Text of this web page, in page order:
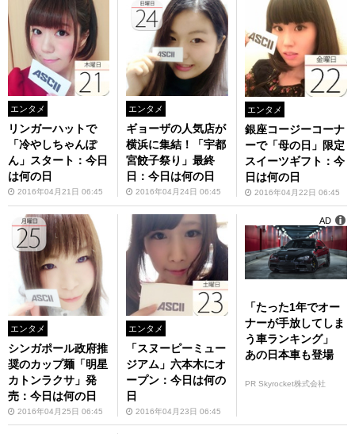
エンタメ
リンガーハットで
「冷やしちゃんぽ
ん」スタート：今日
は何の日
2016年04月21日 06:45
エンタメ
ギョーザの人気店が
横浜に集結！「宇都
宮餃子祭り」最終
日：今日は何の日
2016年04月24日 06:45
エンタメ
銀座コージーコーナ
ーで「母の日」限定
スイーツギフト：今
日は何の日
2016年04月22日 06:45
エンタメ
シンガポール政府推
奨のカップ麺「明星
カトンラクサ」発
売：今日は何の日
2016年04月25日 06:45
エンタメ
「スヌーピーミュー
ジアム」六本木にオ
ープン：今日は何の
日
2016年04月23日 06:45
「たった1年でオー
ナーが手放してしま
う車ランキング」
あの日本車も登場
PR Skyrocket株式会社
AD